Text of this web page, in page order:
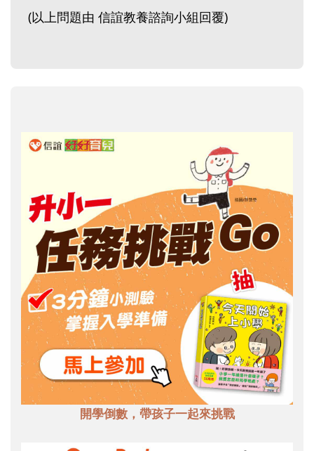
(以上問題由 信誼教養諮詢小組回覆)
開學倒數，帶孩子一起來挑戰